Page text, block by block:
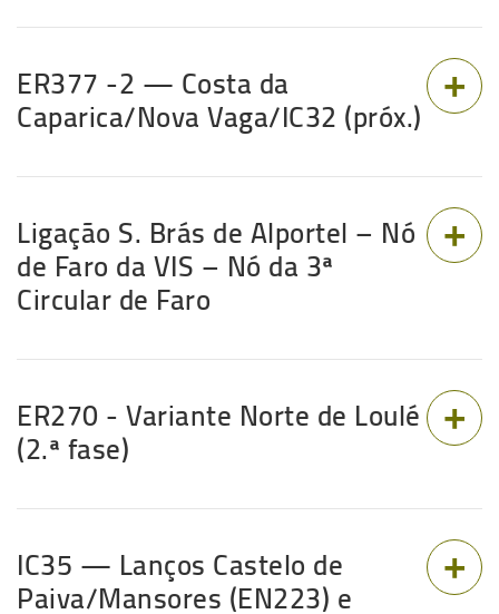
ER377 -2 — Costa da
Caparica/Nova Vaga/IC32 (próx.)
Ligação S. Brás de Alportel – Nó
de Faro da VIS – Nó da 3ª
Circular de Faro
ER270 - Variante Norte de Loulé
(2.ª fase)
IC35 — Lanços Castelo de
Paiva/Mansores (EN223) e